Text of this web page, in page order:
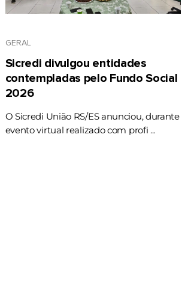
GERAL
Sicredi divulgou entidades
contempladas pelo Fundo Social
2026
O Sicredi União RS/ES anunciou, durante
evento virtual realizado com profi ...